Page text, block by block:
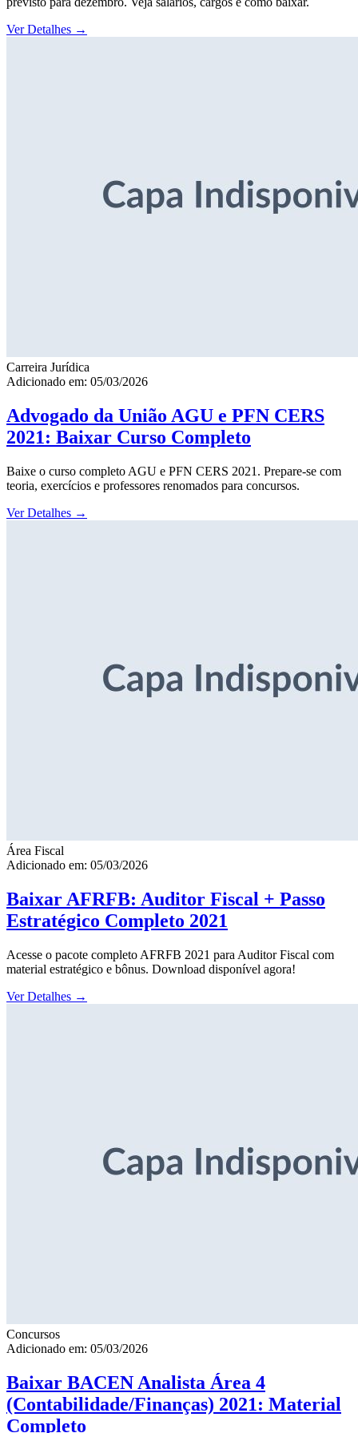
Ver Detalhes →
Carreira Jurídica
Adicionado em: 05/03/2026
Advogado da União AGU e PFN CERS
2021: Baixar Curso Completo
Baixe o curso completo AGU e PFN CERS 2021. Prepare-se com
teoria, exercícios e professores renomados para concursos.
Ver Detalhes →
Área Fiscal
Adicionado em: 05/03/2026
Baixar AFRFB: Auditor Fiscal + Passo
Estratégico Completo 2021
Acesse o pacote completo AFRFB 2021 para Auditor Fiscal com
material estratégico e bônus. Download disponível agora!
Ver Detalhes →
Concursos
Adicionado em: 05/03/2026
Baixar BACEN Analista Área 4
(Contabilidade/Finanças) 2021: Material
Completo